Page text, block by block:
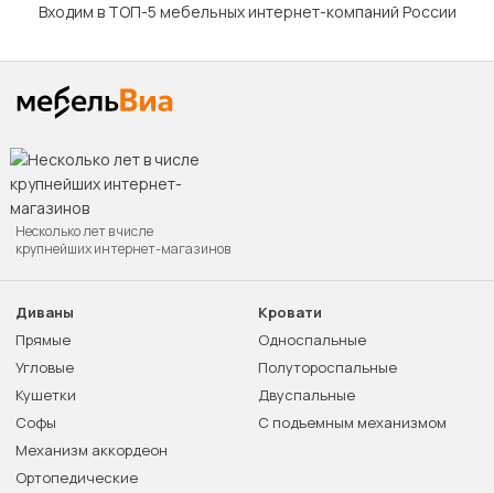
Входим в ТОП-5 мебельных интернет-компаний России
Несколько лет в числе
крупнейших интернет-магазинов
Диваны
Прямые
Угловые
Кушетки
Софы
Механизм аккордеон
Ортопедические
Кровати
Односпальные
Полутороспальные
Двуспальные
С подъемным механизмом